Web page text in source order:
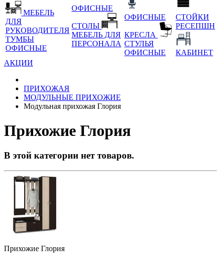
МЕБЕЛЬ
ДЛЯ
РУКОВОДИТЕЛЯ
ТУМБЫ
ОФИСНЫЕ
ОФИСНЫЕ
СТОЛЫ
МЕБЕЛЬ ДЛЯ
ПЕРСОНАЛА
ОФИСНЫЕ
КРЕСЛА
СТУЛЬЯ
ОФИСНЫЕ
СТОЙКИ
РЕСЕПШН
КАБИНЕТ
АКЦИИ
ПРИХОЖАЯ
МОДУЛЬНЫЕ ПРИХОЖИЕ
Модульная прихожая Глория
Прихожие Глория
В этой категории нет товаров.
Прихожие Глория